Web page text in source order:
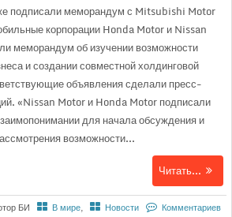
подписали меморандум с Mitsubishi Motor
корпорации Honda Motor и Nissan
меморандум об изучении возможности
и создании совместной холдинговой
объявления сделали пресс-
«Nissan Motor и Honda Motor подписали
для начала обсуждения и
возможности...
Читать...
БИ В мире, Новости
Комментариев